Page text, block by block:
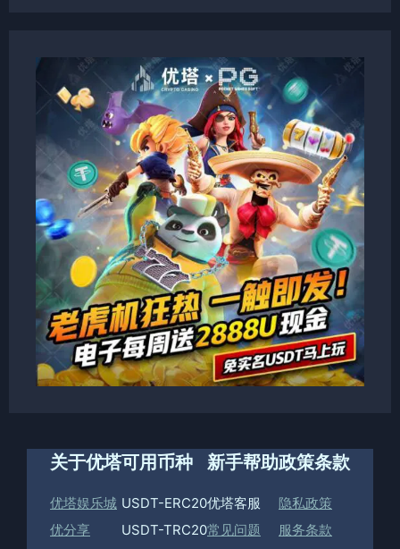
关于优塔
优塔娱乐城
优分享
可用币种
USDT-ERC20
USDT-TRC20
新手帮助
优塔客服
常见问题
政策条款
隐私政策
服务条款